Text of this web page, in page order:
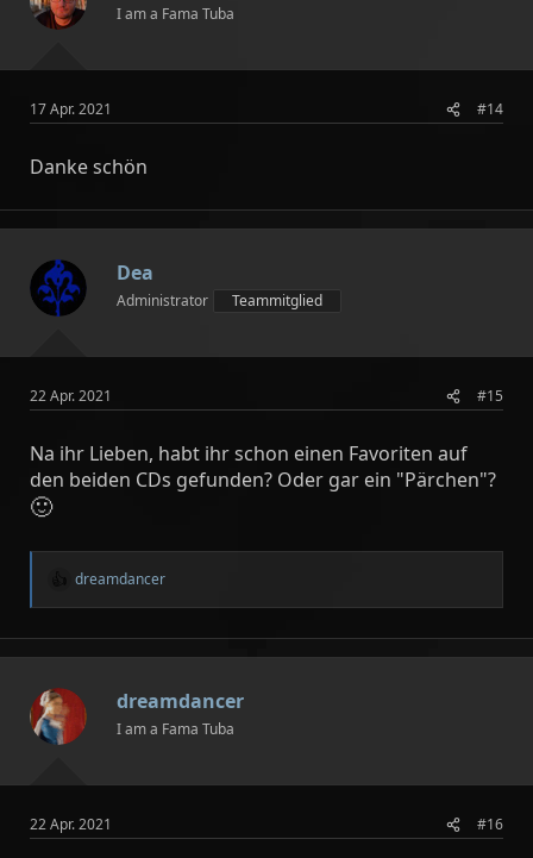
I am a Fama Tuba
17 Apr. 2021 #14
Danke schön
Dea
Administrator Teammitglied
22 Apr. 2021 #15
Na ihr Lieben, habt ihr schon einen Favoriten auf
den beiden CDs gefunden? Oder gar ein "Pärchen"?
🙂
R
e
k
t
o
n
e
dreamdancer
dreamdancer
I am a Fama Tuba
22 Apr. 2021 #16